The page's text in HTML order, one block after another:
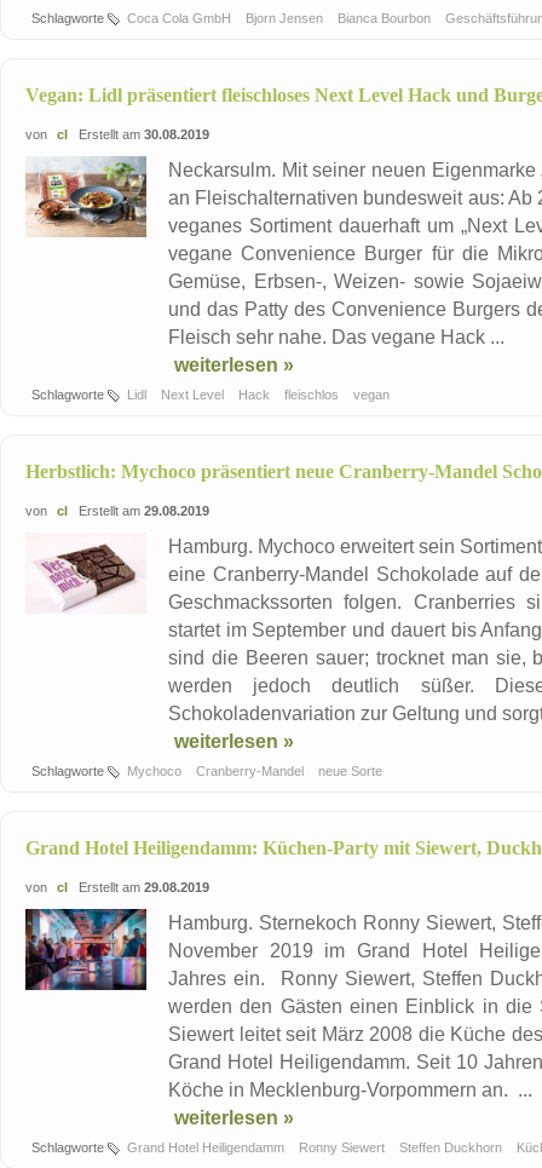
Schlagworte Coca Cola GmbH Bjorn Jensen Bianca Bourbon
Vegan: Lidl präsentiert fleischloses Next Level Hack und
von cl Erstellt am 30.08.2019
Neckarsulm. Mit seiner neuen
an Fleischalternativen bundesweit aus:
veganes Sortiment dauerhaft um „Next
vegane Convenience Burger für die
Gemüse, Erbsen-, Weizen- sowie
und das Patty des Convenience Burgers
Fleisch sehr nahe. Das vegane Hack ...
weiterlesen »
Schlagworte Lidl Next Level Hack fleischlos vegan
Herbstlich: Mychoco präsentiert neue Cranberry-Mandel
von cl Erstellt am 29.08.2019
Hamburg. Mychoco erweitert sein
eine Cranberry-Mandel Schokolade auf
Geschmackssorten folgen. Cranberries
startet im September und dauert bis
sind die Beeren sauer; trocknet man sie,
werden jedoch deutlich süßer.
Schokoladenvariation zur Geltung und
weiterlesen »
Schlagworte Mychoco Cranberry-Mandel neue Sorte
Grand Hotel Heiligendamm: Küchen-Party mit Siewert,
von cl Erstellt am 29.08.2019
Hamburg. Sternekoch Ronny Siewert,
November 2019 im Grand Hotel
Jahres ein. Ronny Siewert, Steffen
werden den Gästen einen Einblick in die
Siewert leitet seit März 2008 die Küche
Grand Hotel Heiligendamm. Seit 10
Köche in Mecklenburg-Vorpommern an. ...
weiterlesen »
Schlagworte Grand Hotel Heiligendamm Ronny Siewert Steffen Duckhorn